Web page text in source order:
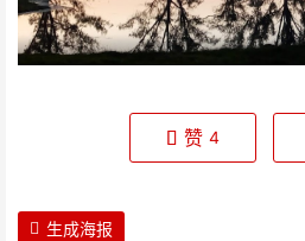
赞 4
生成海报